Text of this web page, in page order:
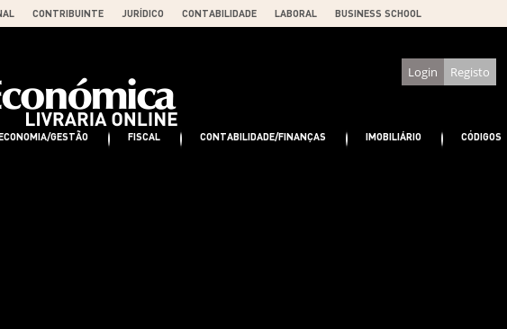
CONTRIBUINTE JURÍDICO CONTABILIDADE LABORAL BUSINESS SCHOOL
Login Registo
GESTÃO FISCAL CONTABILIDADE/FINANÇAS IMOBILIÁRIO CÓDIGOS